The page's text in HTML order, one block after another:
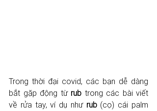
Trong thời đại covid, các bạn dễ dàng
bắt gặp động từ rub trong các bài viết
về rửa tay, ví dụ như rub (cọ) cái palm